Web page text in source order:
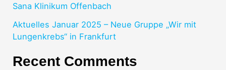
Sana Klinikum Offenbach
Aktuelles Januar 2025 – Neue Gruppe „Wir mit
Lungenkrebs“ in Frankfurt
Recent Comments